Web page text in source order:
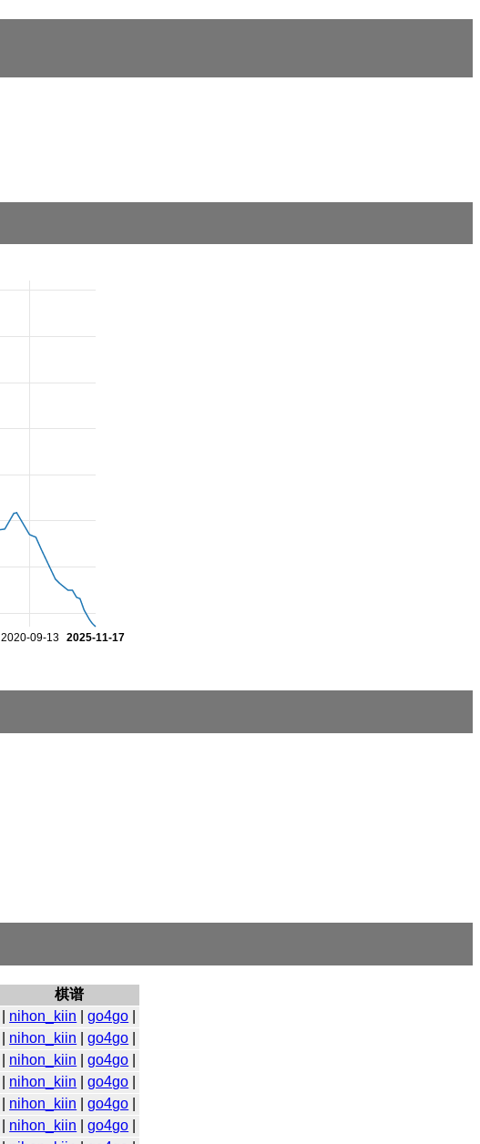
2020-09-13 2025-11-17
棋谱
nihon_kiin |go4go
nihon_kiin |go4go
nihon_kiin |go4go
nihon_kiin |go4go
nihon_kiin |go4go
nihon_kiin |go4go